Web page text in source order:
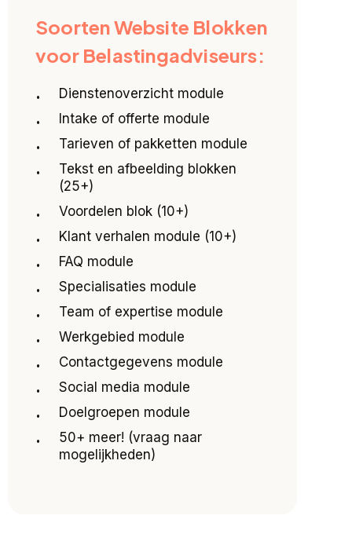
Soorten Website Blokken
voor Belastingadviseurs:
Dienstenoverzicht module
Intake of offerte module
Tarieven of pakketten module
Tekst en afbeelding blokken
(25+)
Voordelen blok (10+)
Klant verhalen module (10+)
FAQ module
Specialisaties module
Team of expertise module
Werkgebied module
Contactgegevens module
Social media module
Doelgroepen module
50+ meer! (vraag naar
mogelijkheden)